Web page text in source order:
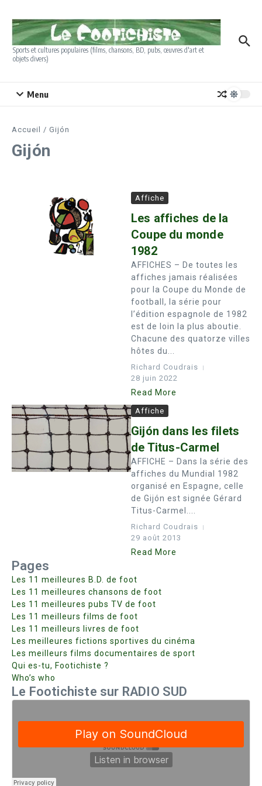
Sports et cultures populaires (films, chansons, BD, pubs, œuvres d'art et
objets divers)
Menu
Accueil / Gijón
Gijón
Affiche
Les affiches de la
Coupe du monde
1982
AFFICHES – De toutes les
affiches jamais réalisées
pour la Coupe du Monde de
football, la série pour
l’édition espagnole de 1982
est de loin la plus aboutie.
Chacune des quatorze villes
hôtes du...
Richard Coudrais
28 juin 2022
Read More
Affiche
Gijón dans les filets
de Titus-Carmel
AFFICHE – Dans la série des
affiches du Mundial 1982
organisé en Espagne, celle
de Gijón est signée Gérard
Titus-Carmel....
Richard Coudrais
29 août 2013
Read More
Pages
Les 11 meilleures B.D. de foot
Les 11 meilleures chansons de foot
Les 11 meilleures pubs TV de foot
Les 11 meilleurs films de foot
Les 11 meilleurs livres de foot
Les meilleures fictions sportives du cinéma
Les meilleurs films documentaires de sport
Qui es-tu, Footichiste ?
Who’s who
Le Footichiste sur RADIO SUD